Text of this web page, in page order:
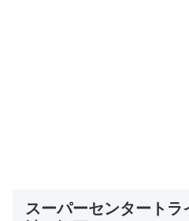
スーパーセンタートラ